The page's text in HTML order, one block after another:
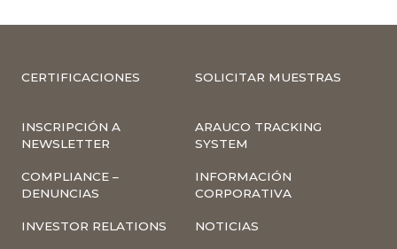
CERTIFICACIONES SOLICITAR MUESTRAS
INSCRIPCIÓN A
NEWSLETTER
ARAUCO TRACKING
SYSTEM
COMPLIANCE –
DENUNCIAS
INFORMACIÓN
CORPORATIVA
INVESTOR RELATIONS NOTICIAS